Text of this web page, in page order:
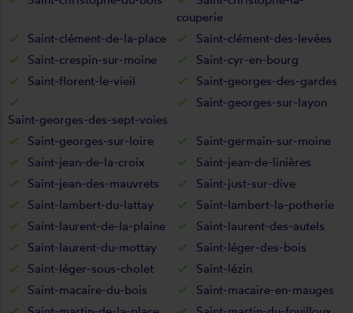
couperie
Saint-clément-de-la-place
Saint-clément-des-levées
Saint-crespin-sur-moine
Saint-cyr-en-bourg
Saint-florent-le-vieil
Saint-georges-des-gardes
Saint-georges-des-sept-voies
Saint-georges-sur-layon
Saint-georges-sur-loire
Saint-germain-sur-moine
Saint-jean-de-la-croix
Saint-jean-de-linières
Saint-jean-des-mauvrets
Saint-just-sur-dive
Saint-lambert-du-lattay
Saint-lambert-la-potherie
Saint-laurent-de-la-plaine
Saint-laurent-des-autels
Saint-laurent-du-mottay
Saint-léger-des-bois
Saint-léger-sous-cholet
Saint-lézin
Saint-macaire-du-bois
Saint-macaire-en-mauges